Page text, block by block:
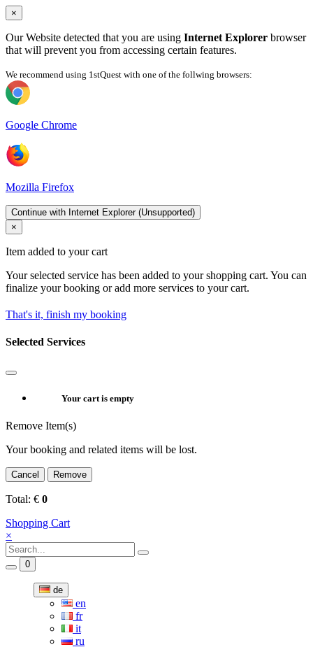
×
Our Website detected that you are using Internet Explorer browser
that will prevent you from accessing certain features.
We recommend using 1stQuest with one of the follwing browsers:
Google Chrome
Mozilla Firefox
Continue with Internet Explorer (Unsupported)
×
Item added to your cart
Your selected service has been added to your shopping cart. You can
finalize your booking or add more services to your cart.
That's it, finish my booking
Selected Services
Your cart is empty
Remove Item(s)
Your booking and related items will be lost.
Cancel Remove
Total: € 0
Shopping Cart
×
0
de
en
fr
it
ru